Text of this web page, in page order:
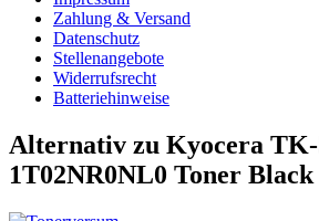
Zahlung & Versand
Datenschutz
Stellenangebote
Widerrufsrecht
Batteriehinweise
Alternativ zu Kyocera
1T02NR0NL0 Toner Black